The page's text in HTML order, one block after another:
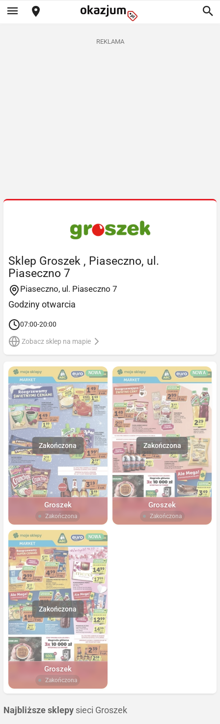
REKLAMA
Sklep Groszek , Piaseczno, ul.
Piaseczno 7
Piaseczno, ul. Piaseczno 7
Godziny otwarcia
07:00-20:00
Zobacz sklep na mapie
NOWA
Groszek
Zakończona
NOWA
Groszek
Zakończona
NOWA
Groszek
Zakończona
Najbliższe sklepy sieci Groszek